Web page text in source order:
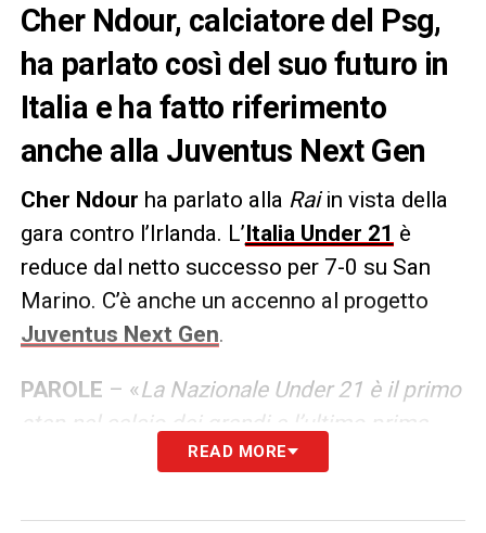
Cher Ndour, calciatore del Psg,
ha parlato così del suo futuro in
Italia e ha fatto riferimento
anche alla Juventus Next Gen
Cher Ndour ha parlato alla Raiin vista della
gara contro l’Irlanda. L’Italia Under 21 è
reduce dal netto successo per 7-0 su San
Marino. C’è anche un accenno al progetto
Juventus Next Gen.
PAROLE – «La Nazionale Under 21 è il primo
step nel calcio dei grandi e l’ultimo prima
della Nazionale maggiore. Spero di
vestire la maglia azzurra è sempre un motivo
READ MORE